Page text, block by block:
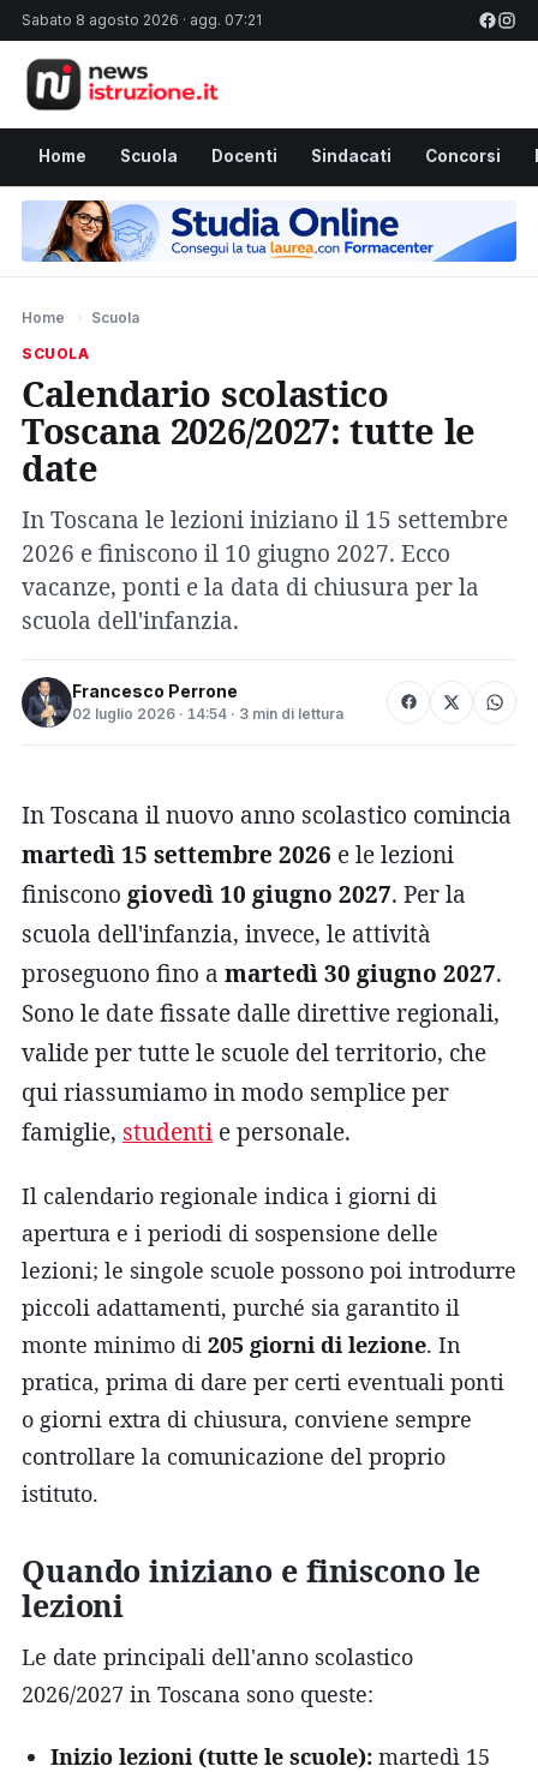
Sabato 8 agosto 2026 · agg. 07:21
Home Scuola Docenti Sindacati Concorsi
Home › Scuola
SCUOLA
Calendario scolastico
Toscana 2026/2027: tutte le
date
In Toscana le lezioni iniziano il 15 settembre
2026 e finiscono il 10 giugno 2027. Ecco
vacanze, ponti e la data di chiusura per la
scuola dell'infanzia.
Francesco Perrone
02 luglio 2026 · 14:54 · 3 min di lettura
In Toscana il nuovo anno scolastico comincia
martedì 15 settembre 2026 e le lezioni
finiscono giovedì 10 giugno 2027. Per la
scuola dell'infanzia, invece, le attività
proseguono fino a martedì 30 giugno 2027.
Sono le date fissate dalle direttive regionali,
valide per tutte le scuole del territorio, che
qui riassumiamo in modo semplice per
famiglie, studenti e personale.
Il calendario regionale indica i giorni di
apertura e i periodi di sospensione delle
lezioni; le singole scuole possono poi introdurre
piccoli adattamenti, purché sia garantito il
monte minimo di 205 giorni di lezione. In
pratica, prima di dare per certi eventuali ponti
o giorni extra di chiusura, conviene sempre
controllare la comunicazione del proprio
istituto.
Quando iniziano e finiscono le
lezioni
Le date principali dell'anno scolastico
2026/2027 in Toscana sono queste:
Inizio lezioni (tutte le scuole): martedì 15